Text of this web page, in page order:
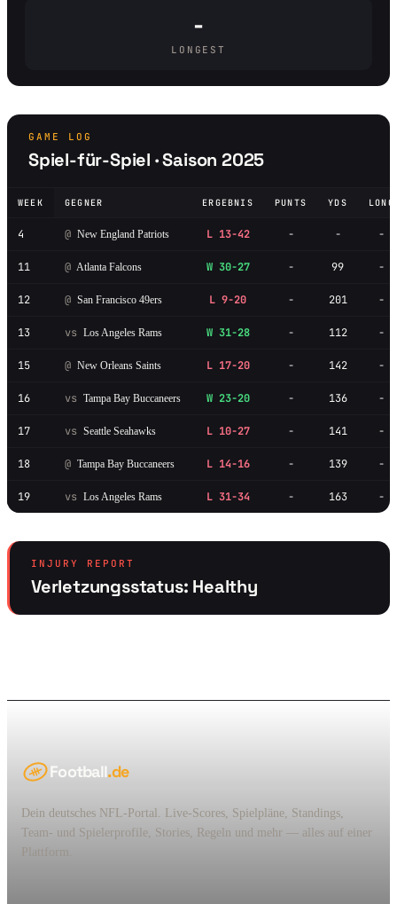
-
LONGEST
GAME LOG
Spiel-für-Spiel · Saison 2025
WEEK GEGNER ERGEBNIS PUNTS YDS LONG
4 @ New England Patriots L 13-42 - - -
11 @ Atlanta Falcons W 30-27 - 99 -
12 @ San Francisco 49ers L 9-20 - 201 -
13 vs Los Angeles Rams W 31-28 - 112 -
15 @ New Orleans Saints L 17-20 - 142 -
16 vs Tampa Bay Buccaneers W 23-20 - 136 -
17 vs Seattle Seahawks L 10-27 - 141 -
18 @ Tampa Bay Buccaneers L 14-16 - 139 -
19 vs Los Angeles Rams L 31-34 - 163 -
INJURY REPORT
Verletzungsstatus: Healthy
Football.de
Dein deutsches NFL-Portal. Live-Scores, Spielpläne, Standings,
Team- und Spielerprofile, Stories, Regeln und mehr — alles auf einer
Plattform.